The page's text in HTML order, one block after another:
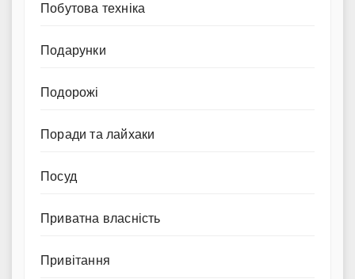
Побутова техніка
Подарунки
Подорожі
Поради та лайхаки
Посуд
Приватна власність
Привітання